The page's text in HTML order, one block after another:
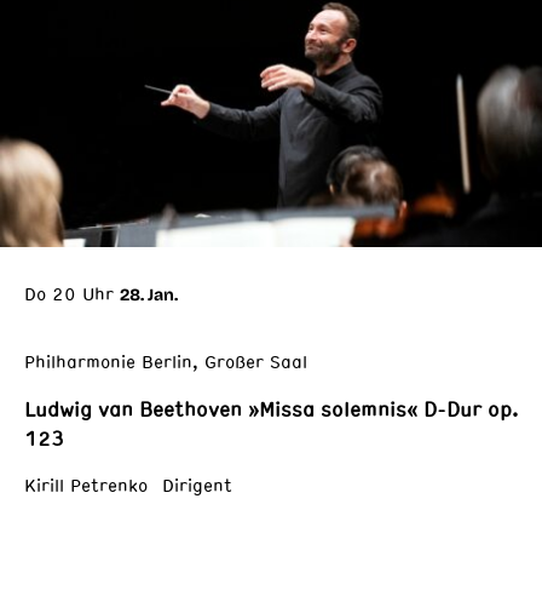
Do 20 Uhr 28. Jan.
Philharmonie Berlin, Großer Saal
Ludwig van Beethoven »Missa solemnis« D-Dur op.
123
Kirill Petrenko Dirigent